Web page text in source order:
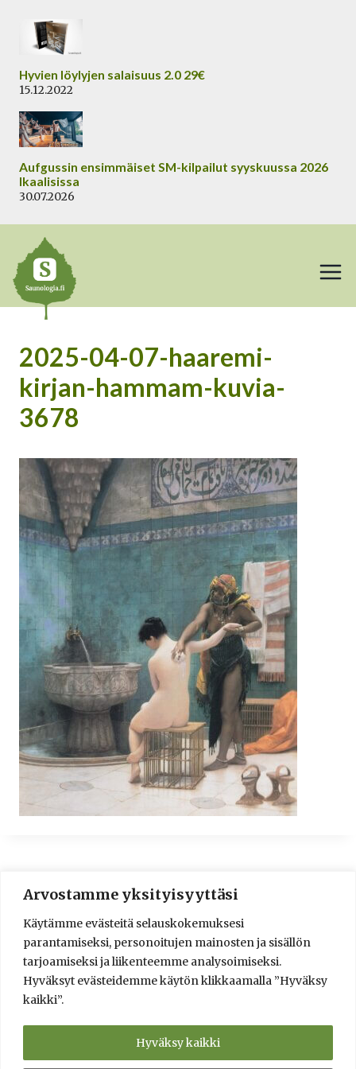
Arvostamme yksityisyyttäsi
Käytämme evästeitä selauskokemuksesi
parantamiseksi, personoitujen mainosten ja sisällön
tarjoamiseksi ja liikenteemme analysoimiseksi.
Hyväksyt evästeidemme käytön klikkaamalla ”Hyväksy
kaikki”.
Hyväksy kaikki
sisältöön
Hyvien löylyjen salaisuus 2.0 29€
15.12.2022
Aufgussin ensimmäiset SM-kilpailut syyskuussa 2026
Ikaalisissa
30.07.2026
2025-04-07-haaremi-
kirjan-hammam-kuvia-
3678
© 2016-2025 Lassi A. Liikkanen
info@saunologia.fi
Facebook
LinkedIn
Instagram
Brief in English
Yksityisyyden suoja ja toimitusehdot